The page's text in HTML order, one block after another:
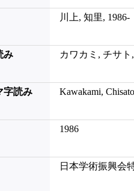
川上, 知里, 1986-
み カワカミ, チサト
字読み Kawakami,
1986
日本学術振興会